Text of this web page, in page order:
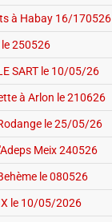
à Habay 16/170526
250526
SART le 10/05/26
à Arlon le 210626
le 25/05/26
Meix 240526
le 080526
le 10/05/2026